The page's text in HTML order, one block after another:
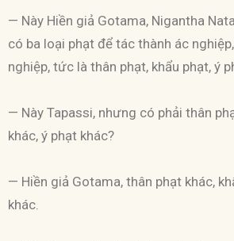
— Này Hiền giả Gotama, Nigantha
có ba loại phạt để tác thành ác
nghiệp, tức là thân phạt, khẩu phạt, ý
— Này Tapassi, nhưng có phải thân
khác, ý phạt khác?
— Hiền giả Gotama, thân phạt khác,
khác.